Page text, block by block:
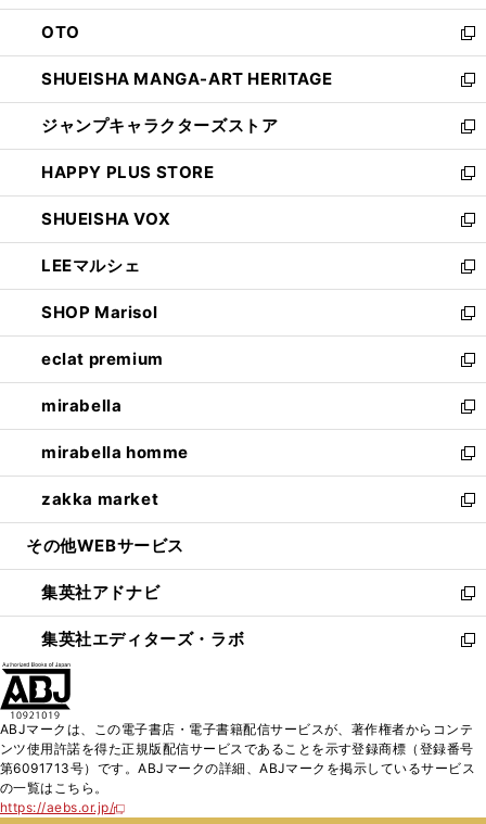
ウ
で
開
く
ン
ド
ウ
で
開
く
OTO
新
し
い
ウ
ィ
ン
ド
ウ
で
開
く
SHUEISHA MANGA-ART HERITAGE
新
し
い
ウ
ィ
ン
ド
ウ
で
開
く
ジャンプキャラクターズストア
新
し
い
ウ
ィ
ン
ド
ウ
で
開
く
HAPPY PLUS STORE
新
し
い
ウ
ィ
ン
ド
ウ
で
開
く
SHUEISHA VOX
新
し
い
ウ
ィ
ン
ド
ウ
で
開
く
LEEマルシェ
新
し
い
ウ
ィ
ン
ド
ウ
で
開
く
SHOP Marisol
新
し
い
ウ
ィ
ン
ド
ウ
で
開
eclat premium
新
し
い
ウ
ィ
ン
ド
ウ
開
く
mirabella
新
し
い
ウ
ィ
ン
ウ
で
開
く
mirabella homme
新
し
い
ウ
ン
ド
ウ
で
zakka market
新
し
ウ
ィ
ン
ド
く
その他WEBサービス
集英社アドナビ
新
し
い
ド
ウ
で
集英社エディターズ・ラボ
新
ィ
ン
ABJマークは、この電子書店・電子書籍配信サービスが、著作権者からコンテ
ンツ使用許諾を得た正規版配信サービスであることを示す登録商標（登録番号
第6091713号）です。ABJマークの詳細、ABJマークを掲示しているサービス
の一覧はこちら。
https://aebs.or.jp/
新